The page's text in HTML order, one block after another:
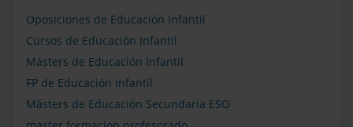
Oposiciones de Educación Infantil
Cursos de Educación Infantil
Másters de Educación Infantil
FP de Educación Infantil
Másters de Educación Secundaria ESO